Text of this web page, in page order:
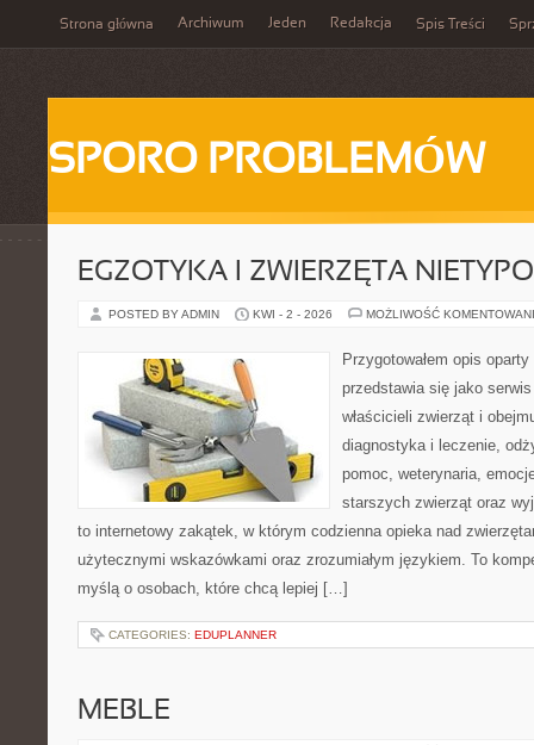
Strona główna Archiwum Jeden Redakcja Spis Treści
SPORO PROBLEMÓW
EGZOTYKA I ZWIERZĘTA
POSTED BY ADMIN KWI - 2 - 2026 MOŻLIWOŚĆ
Przygotowałem opis
przedstawia się jako
właścicieli zwierząt i
diagnostyka i leczenie,
pomoc, weterynaria,
starszych zwierząt oraz
to internetowy zakątek, w którym codzienna opieka nad
użytecznymi wskazówkami oraz zrozumiałym językiem. To
myślą o osobach, które chcą lepiej […]
CATEGORIES: EDUPLANNER
MEBLE